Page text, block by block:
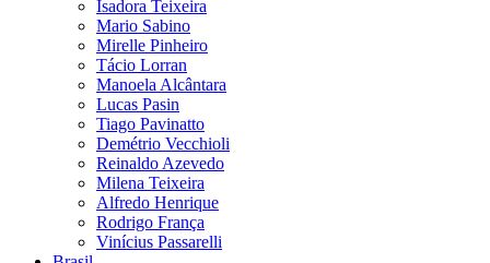
Isadora Teixeira
Mario Sabino
Mirelle Pinheiro
Tácio Lorran
Manoela Alcântara
Lucas Pasin
Tiago Pavinatto
Demétrio Vecchioli
Reinaldo Azevedo
Milena Teixeira
Alfredo Henrique
Rodrigo França
Vinícius Passarelli